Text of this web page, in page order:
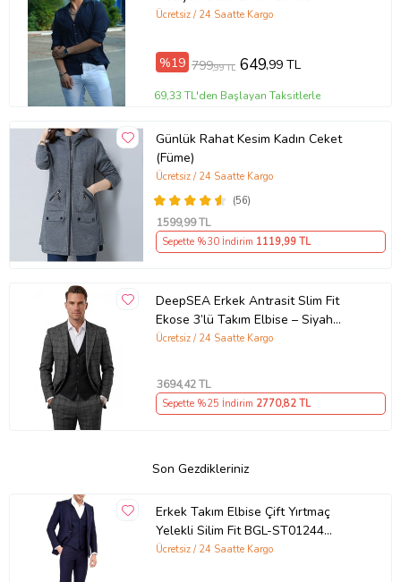
Ücretsiz / 24 Saatte Kargo
%19 799,99 TL 649,99 TL
69,33 TL'den Başlayan Taksitlerle
Günlük Rahat Kesim Kadın Ceket
(Füme)
(56)
Ücretsiz / 24 Saatte Kargo
1599,99 TL
Sepette %30 İndirim 1119,99 TL
DeepSEA Erkek Antrasit Slim Fit
Ekose 3’lü Takım Elbise – Siyah
Yelekli Kare Desenli Takım 2601589
Ücretsiz / 24 Saatte Kargo
3694,42 TL
Sepette %25 İndirim 2770,82 TL
Son Gezdikleriniz
Erkek Takım Elbise Çift Yırtmaç
Yelekli Silim Fit BGL-ST01244
(Lacivert)
Ücretsiz / 24 Saatte Kargo